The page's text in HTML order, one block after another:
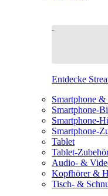
Entdecke
Smartphone
Smartphone-
Smartphone-
Smartphone-
Tablet
Tablet-
Audio- &
Kopfhörer &
Tisch- &